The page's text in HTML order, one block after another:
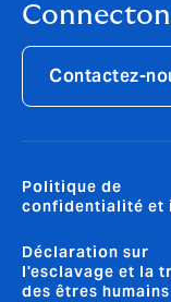
Contactez-
Politique de
confidentialité et
Déclaration sur
l'esclavage et la
des êtres